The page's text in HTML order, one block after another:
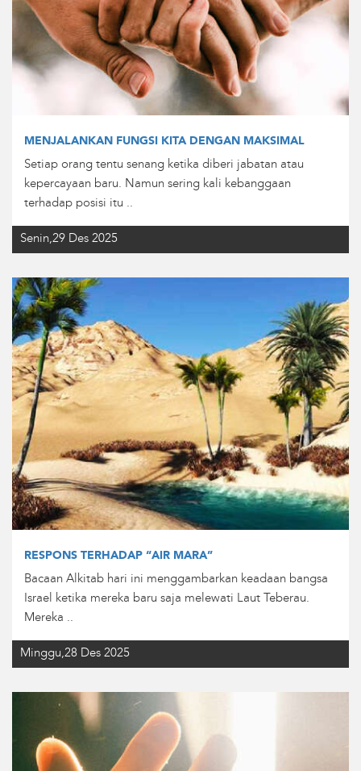
MENJALANKAN FUNGSI KITA DENGAN MAKSIMAL
Setiap orang tentu senang ketika diberi jabatan atau
kepercayaan baru. Namun sering kali kebanggaan
terhadap posisi itu ..
Senin,29 Des 2025
RESPONS TERHADAP “AIR MARA”
Bacaan Alkitab hari ini menggambarkan keadaan bangsa
Israel ketika mereka baru saja melewati Laut Teberau.
Mereka ..
Minggu,28 Des 2025